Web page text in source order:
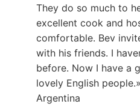
They do so much to
excellent cook and
comfortable. Bev
with his friends. I
before. Now I have a
lovely English
Argentina